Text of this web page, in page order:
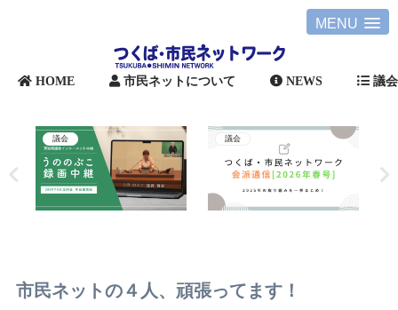
MENU
HOME 市民ネットについて NEWS 議会
議会 議会
市民ネットの４人、頑張ってます！